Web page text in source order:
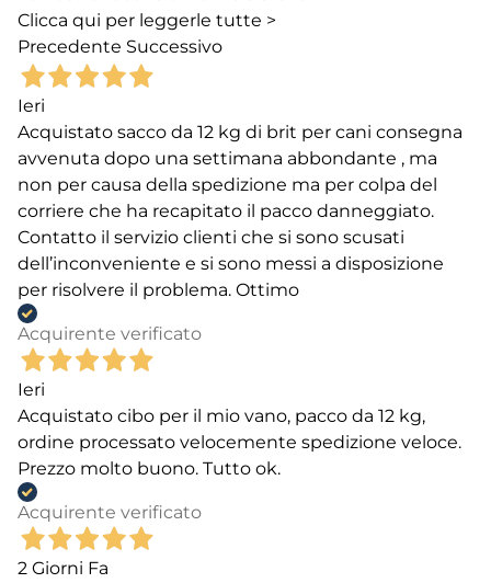
Clicca qui per leggerle tutte >
Precedente Successivo
Ieri
Acquistato sacco da 12 kg di brit per cani consegna
avvenuta dopo una settimana abbondante , ma
non per causa della spedizione ma per colpa del
corriere che ha recapitato il pacco danneggiato.
Contatto il servizio clienti che si sono scusati
dell’inconveniente e si sono messi a disposizione
per risolvere il problema. Ottimo
Acquirente verificato
Ieri
Acquistato cibo per il mio vano, pacco da 12 kg,
ordine processato velocemente spedizione veloce.
Prezzo molto buono. Tutto ok.
Acquirente verificato
2 Giorni Fa